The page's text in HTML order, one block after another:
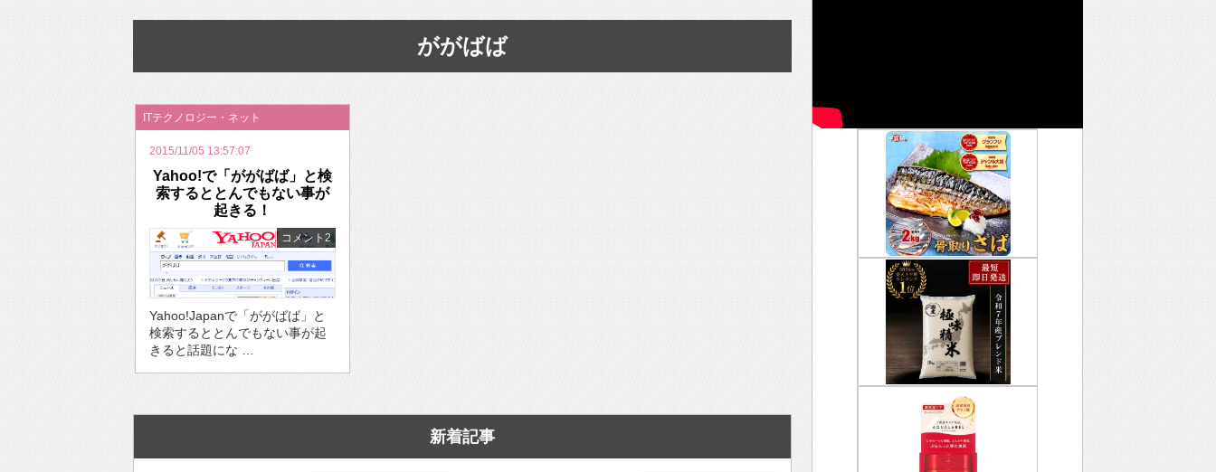
【次世代の没入感と生産性】VITURE Luma Ultra･･･
挫折率8割の壁をAIで突破。ジャストシステム、”自分が今話し･･･
2026年のバレンタインは「自分で作って、想いを渡す」 TE･･･
ががばば
ITテクノロジー・ネット
2015/11/05 13:57:07
Yahoo!で「ががばば」と検
索するととんでもない事が
起きる！
コメント2
Yahoo!Japanで「ががばば」と
検索するととんでもない事が起
きると話題にな …
新着記事